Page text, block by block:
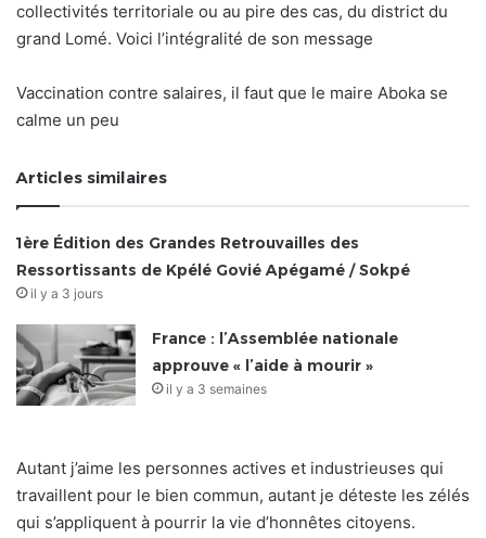
collectivités territoriale ou au pire des cas, du district du
grand Lomé. Voici l’intégralité de son message
Vaccination contre salaires, il faut que le maire Aboka se
calme un peu
Articles similaires
1ère Édition des Grandes Retrouvailles des
Ressortissants de Kpélé Govié Apégamé / Sokpé
il y a 3 jours
France : l’Assemblée nationale
approuve « l’aide à mourir »
il y a 3 semaines
Autant j’aime les personnes actives et industrieuses qui
travaillent pour le bien commun, autant je déteste les zélés
qui s’appliquent à pourrir la vie d’honnêtes citoyens.